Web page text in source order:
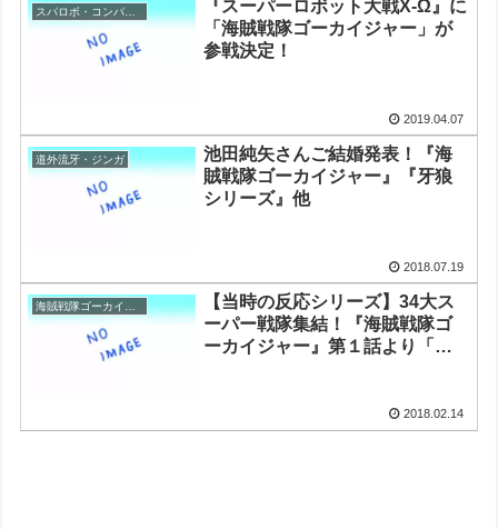
スパロボ・コンパチヒーロー
『スーパーロボット大戦X-Ω』に
「海賊戦隊ゴーカイジャー」が
参戦決定！
2019.04.07
道外流牙・ジンガ
池田純矢さんご結婚発表！『海
賊戦隊ゴーカイジャー』『牙狼
シリーズ』他
2018.07.19
海賊戦隊ゴーカイジャー
【当時の反応シリーズ】34大ス
ーパー戦隊集結！『海賊戦隊ゴ
ーカイジャー』第１話より「レ
2018.02.14